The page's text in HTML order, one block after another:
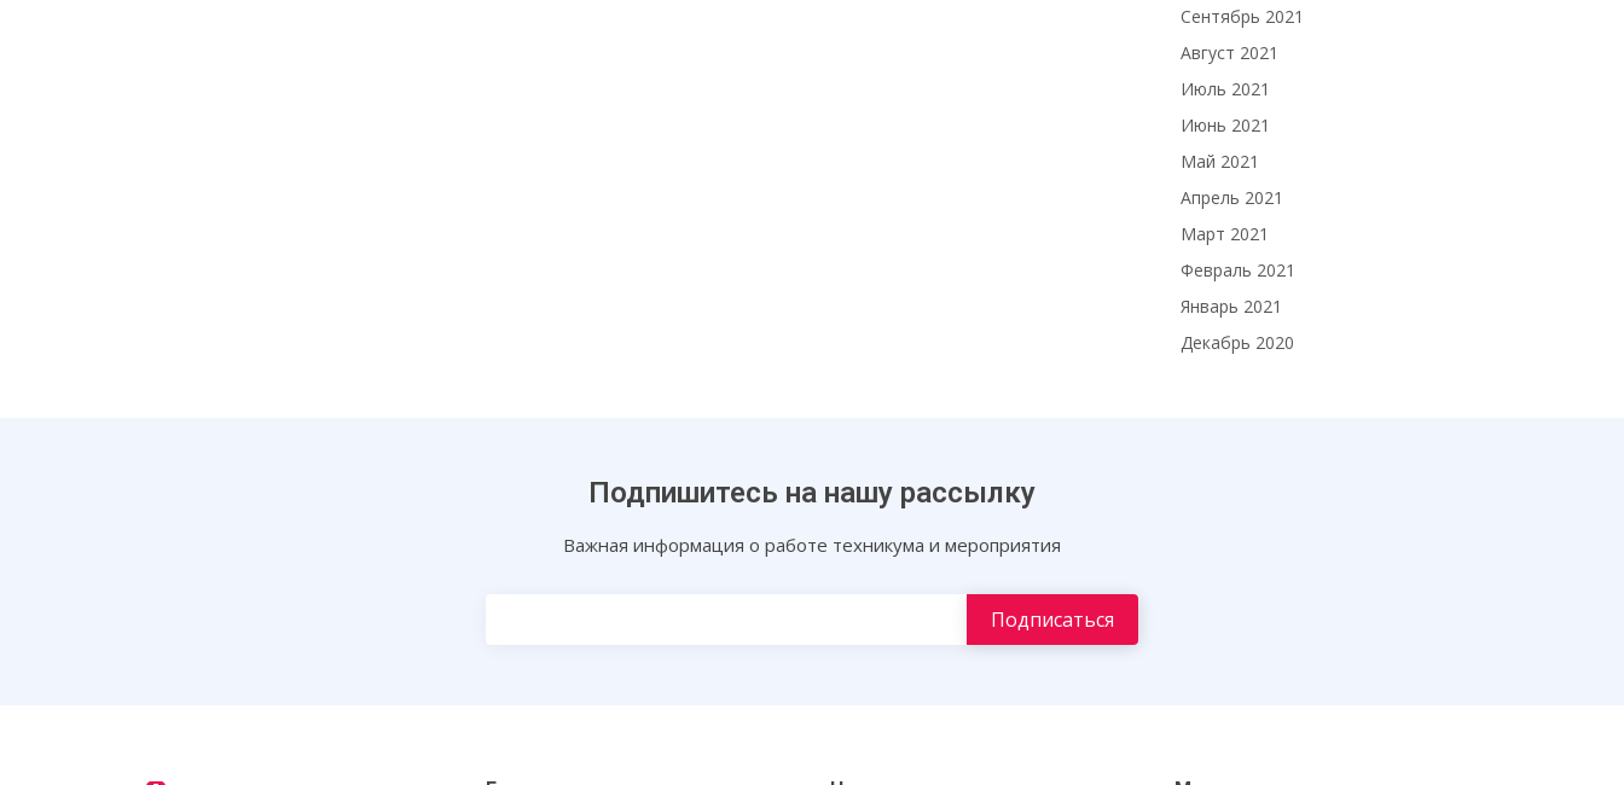
Сентябрь 2021
Август 2021
Июль 2021
Июнь 2021
Май 2021
Апрель 2021
Март 2021
Февраль 2021
Январь 2021
Декабрь 2020
Подпишитесь на нашу рассылку
Важная информация о работе техникума и мероприятия